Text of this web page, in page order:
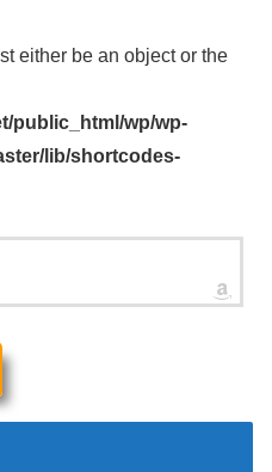
either be an object or the
public_html/wp/wp-
lib/shortcodes-